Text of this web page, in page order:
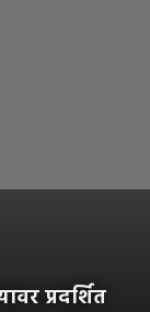
प्रदर्शित